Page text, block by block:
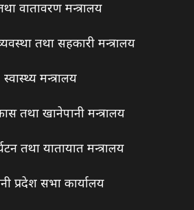
वातावरण मन्त्रालय
तथा सहकारी मन्त्रालय
स्वास्थ्य मन्त्रालय
तथा खानेपानी मन्त्रालय
तथा यातायात मन्त्रालय
प्रदेश सभा कार्यालय